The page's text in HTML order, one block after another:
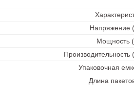
Напряжение
Мощность
Производительность
Упаковочная
Длина